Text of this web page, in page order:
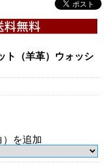
ト（羊革）ウォッシ
）を追加